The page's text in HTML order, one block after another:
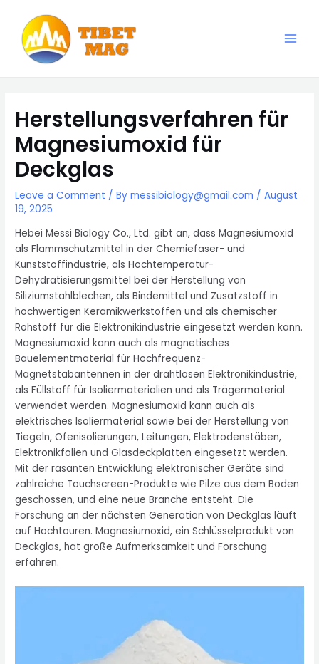
content
Herstellungsverfahren für
Magnesiumoxid für
Deckglas
Leave a Comment / Bymessibiology@gmail.com /August
19, 2025
Hebei Messi Biology Co., Ltd. gibt an, dass Magnesiumoxid
als Flammschutzmittel in der Chemiefaser- und
Kunststoffindustrie, als Hochtemperatur-
Dehydratisierungsmittel bei der Herstellung von
Siliziumstahlblechen, als Bindemittel und Zusatzstoff in
hochwertigen Keramikwerkstoffen und als chemischer
Rohstoff für die Elektronikindustrie eingesetzt werden kann.
Magnesiumoxid kann auch als magnetisches
Bauelementmaterial für Hochfrequenz-
Magnetstabantennen in der drahtlosen Elektronikindustrie,
als Füllstoff für Isoliermaterialien und als Trägermaterial
verwendet werden. Magnesiumoxid kann auch als
elektrisches Isoliermaterial sowie bei der Herstellung von
Tiegeln, Ofenisolierungen, Leitungen, Elektrodenstäben,
Elektronikfolien und Glasdeckplatten eingesetzt werden.
Mit der rasanten Entwicklung elektronischer Geräte sind
zahlreiche Touchscreen-Produkte wie Pilze aus dem Boden
geschossen, und eine neue Branche entsteht. Die
Forschung an der nächsten Generation von Deckglas läuft
auf Hochtouren. Magnesiumoxid, ein Schlüsselprodukt von
Deckglas, hat große Aufmerksamkeit und Forschung
erfahren.